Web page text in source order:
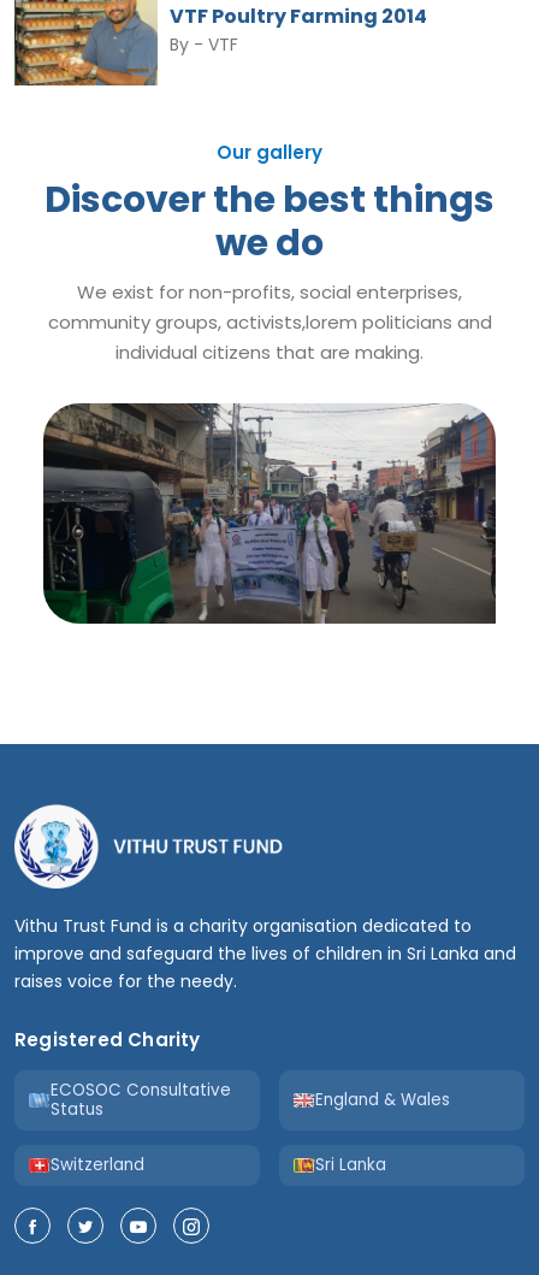
VTF Poultry Farming 2014
By - VTF
Our gallery
Discover the best things
we do
We exist for non-profits, social enterprises,
community groups, activists,lorem politicians and
individual citizens that are making.
Vithu Trust Fund is a charity organisation dedicated to
improve and safeguard the lives of children in Sri Lanka and
raises voice for the needy.
Registered Charity
ECOSOC Consultative
Status
England & Wales
Switzerland Sri Lanka